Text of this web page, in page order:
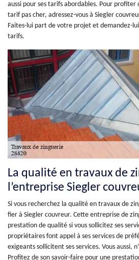
aussi pour ses tarifs abordables. Pour
tarif pas cher, adressez-vous à Siegler
Faites-lui part de votre projet et demandez-
tarifs.
La qualité en travaux de
l’entreprise Siegler
Si vous recherchez la qualité en travaux de
fier à Siegler couvreur. Cette entreprise de
prestation de qualité si vous sollicitez ses
propriétaires font appel à ses services de
exigeants sollicitent ses services. Vous aussi,
Profitez de son savoir-faire pour une